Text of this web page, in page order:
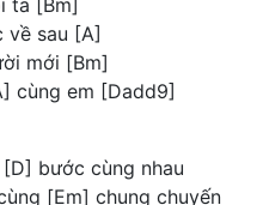
ta [Bm]
về sau [A]
mới [Bm]
cùng em [Dadd9]
bước cùng nhau
[Em] chung chuyến